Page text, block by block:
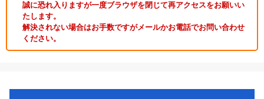
誠に恐れ入りますが一度ブラウザを閉じて再アクセスをお願いい
たします。
解決されない場合はお手数ですがメールかお電話でお問い合わせ
ください。